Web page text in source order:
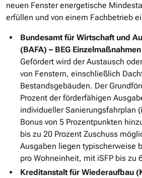
neuen Fenster energetische
erfüllen und von einem Fachbetrieb
Bundesamt für Wirtschaft und
(BAFA) – BEG
Gefördert wird der Austausch
von Fenstern, einschließlich
Bestandsgebäuden. Der
Prozent der förderfähigen
individueller Sanierungsfahrplan
Bonus von 5 Prozentpunkten
bis zu 20 Prozent Zuschuss
Ausgaben liegen typischerweise
pro Wohneinheit, mit iSFP bis zu
Kreditanstalt für Wiederaufbau